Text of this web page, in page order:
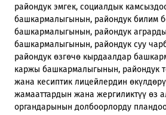
райондук эмгек, социалдык
башкармалыгынын, райондук билим
башкармалыгынын, райондук
башкармалыгынын, райондук суу
райондук өзгөчө кырдаалдар
каржы башкармалыгынын, райондук
жана кесиптик лицейлердин
жамааттардын жана жергиликтүү өз
органдарынын долбоорлорду